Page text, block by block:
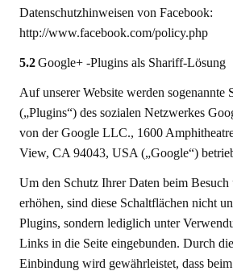
Datenschutzhinweisen von Facebook:
http://www.facebook.com/policy.php
5.2Google+ -Plugins als Shariff-Lösung
Auf unserer Website werden sogenannte
(„Plugins“) des sozialen Netzwerkes
von der Google LLC., 1600
View, CA 94043, USA („Google“)
Um den Schutz Ihrer Daten beim Besuch
erhöhen, sind diese Schaltflächen nicht
Plugins, sondern lediglich unter
Links in die Seite eingebunden. Durch
Einbindung wird gewährleistet, dass